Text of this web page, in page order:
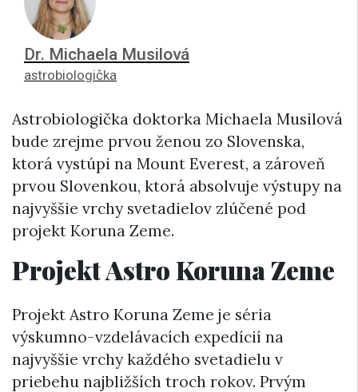
Dr. Michaela Musilová
astrobiologička
Astrobiologička doktorka Michaela Musilová
bude zrejme prvou ženou zo Slovenska,
ktorá vystúpi na Mount Everest, a zároveň
prvou Slovenkou, ktorá absolvuje výstupy na
najvyššie vrchy svetadielov zlúčené pod
projekt Koruna Zeme.
Projekt Astro Koruna Zeme
Projekt Astro Koruna Zeme je séria
výskumno-vzdelávacích expedícií na
najvyššie vrchy každého svetadielu v
priebehu najbližších troch rokov. Prvým